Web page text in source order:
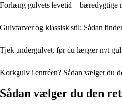
Forlæng gulvets levetid – bæredygtige
Gulvfarver og klassisk stil: Sådan
Tjek undergulvet, før du lægger nyt
Korkgulv i entréen? Sådan vælger du
Sådan vælger du den